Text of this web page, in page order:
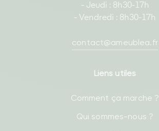
- Jeudi : 8h30-17h
- Vendredi : 8h30-17h
contact@ameublea.fr
Liens utiles
Comment ça marche ?
Qui sommes-nous ?